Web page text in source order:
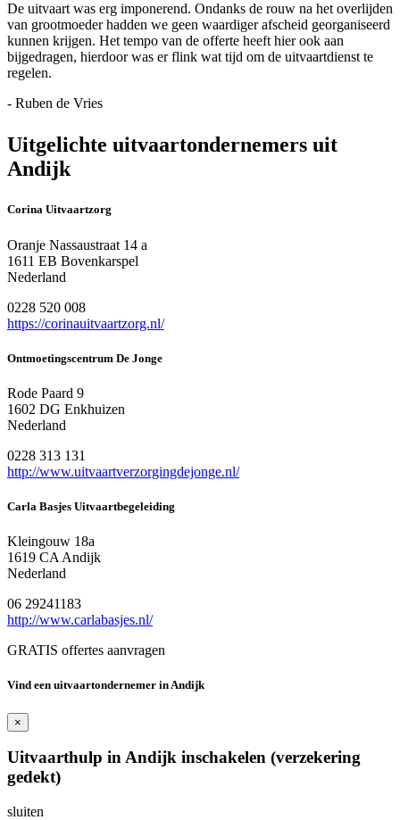
De uitvaart was erg imponerend. Ondanks de rouw na het overlijden
van grootmoeder hadden we geen waardiger afscheid georganiseerd
kunnen krijgen. Het tempo van de offerte heeft hier ook aan
bijgedragen, hierdoor was er flink wat tijd om de uitvaartdienst te
regelen.
- Ruben de Vries
Uitgelichte uitvaartondernemers uit
Andijk
Corina Uitvaartzorg
Oranje Nassaustraat 14 a
1611 EB Bovenkarspel
Nederland
0228 520 008
https://corinauitvaartzorg.nl/
Ontmoetingscentrum De Jonge
Rode Paard 9
1602 DG Enkhuizen
Nederland
0228 313 131
http://www.uitvaartverzorgingdejonge.nl/
Carla Basjes Uitvaartbegeleiding
Kleingouw 18a
1619 CA Andijk
Nederland
06 29241183
http://www.carlabasjes.nl/
GRATIS offertes aanvragen
Vind een uitvaartondernemer in Andijk
×
Uitvaarthulp in Andijk inschakelen (verzekering
gedekt)
sluiten